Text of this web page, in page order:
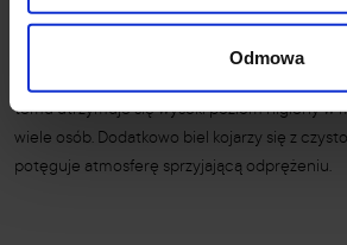
Odmowa
ślady barwników, które zanieczyszczają sól i
Białe skarpetki są również łatwiejsze do
temu utrzymuje się wysoki poziom higieny w
wiele osób. Dodatkowo biel kojarzy się z
potęguje atmosferę sprzyjającą odprężeniu.